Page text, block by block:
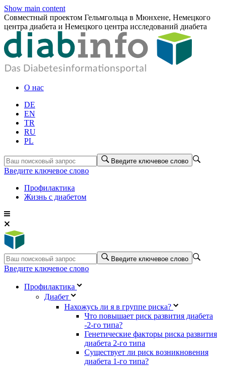
Show main content
Совместный проектом Гельмгольца в Мюнхене, Немецкого
центра диабета и Немецкого центра исследований диабета
О нас
DE
EN
TR
RU
PL
Введите ключевое слово
Введите ключевое слово
Профилактика
Жизнь с диабетом
Введите ключевое слово
Введите ключевое слово
Профилактика
Диабет
Нахожусь ли я в группе риска?
Что повышает риск развития диабета
-2-го типа?
Генетические факторы риска развития
диабета 2-го типа
Существует ли риск возникновения
диабета 1-го типа?